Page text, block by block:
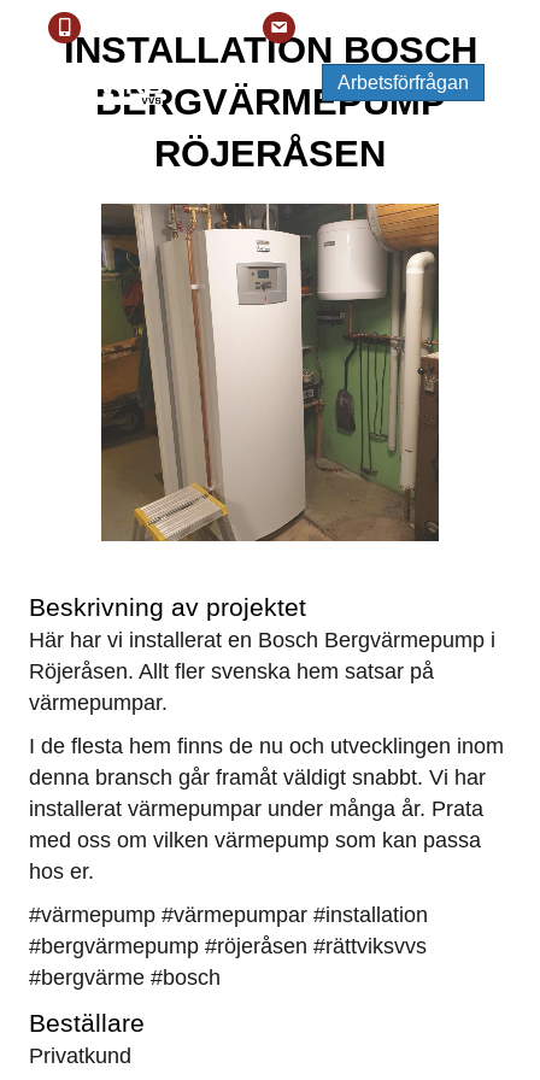
Telefonnummer: 0248-60 91 50E-postadress: info@rattviksror.se
Arbetsförfrågan
INSTALLATION BOSCH
BERGVÄRMEPUMP
RÖJERÅSEN
Beskrivning av projektet
Här har vi installerat en Bosch Bergvärmepump i
Röjeråsen. Allt fler svenska hem satsar på
värmepumpar.
I de flesta hem finns de nu och utvecklingen inom
denna bransch går framåt väldigt snabbt. Vi har
installerat värmepumpar under många år. Prata
med oss om vilken värmepump som kan passa
hos er.
#värmepump #värmepumpar #installation
#bergvärmepump #röjeråsen #rättviksvvs
#bergvärme #bosch
Beställare
Privatkund